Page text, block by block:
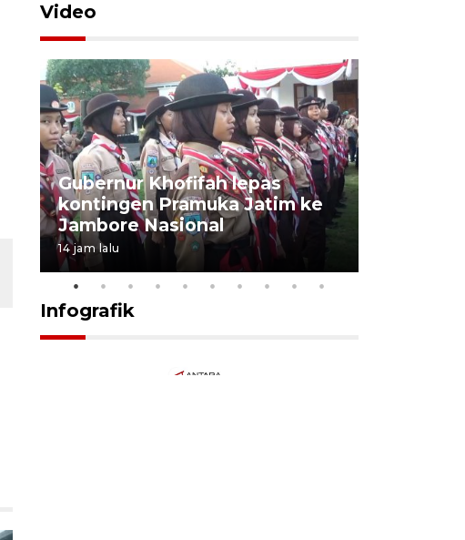
Video
Gubernur Khofifah lepas
kontingen Pramuka Jatim ke
Jambore Nasional
14 jam lalu
Infografik